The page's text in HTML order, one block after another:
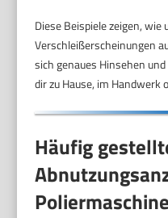
Diese Beispiele zeigen,
Verschleißerscheinungen
sich genaues Hinsehen
dir zu Hause, im Handwerk
Häufig